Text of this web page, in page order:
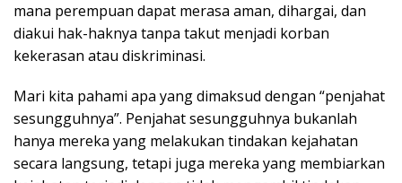
mana perempuan dapat merasa aman, dihargai, dan
diakui hak-haknya tanpa takut menjadi korban
kekerasan atau diskriminasi.
Mari kita pahami apa yang dimaksud dengan “penjahat
sesungguhnya”. Penjahat sesungguhnya bukanlah
hanya mereka yang melakukan tindakan kejahatan
secara langsung, tetapi juga mereka yang membiarkan